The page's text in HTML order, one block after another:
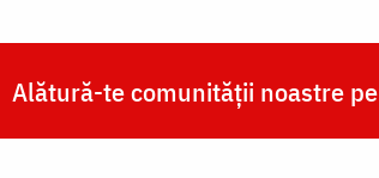
Alătură-te comunității noastre pe